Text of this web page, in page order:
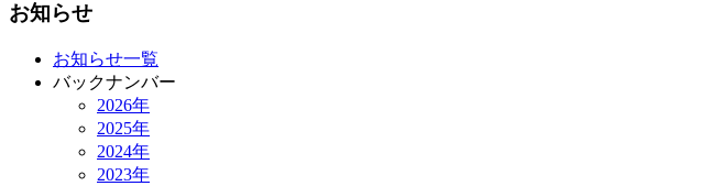
お知らせ
お知らせ一覧
バックナンバー
2026年
2025年
2024年
2023年